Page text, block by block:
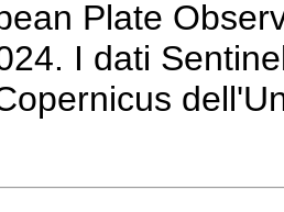
Plate
I dati